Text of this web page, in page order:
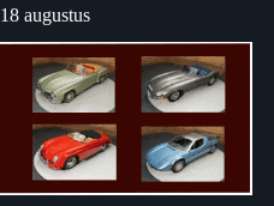
augustus